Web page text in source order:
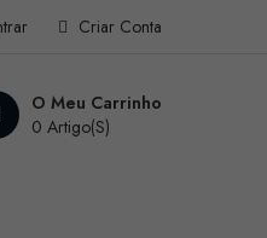
Criar Conta
O Meu Carrinho
0 Artigo(s)